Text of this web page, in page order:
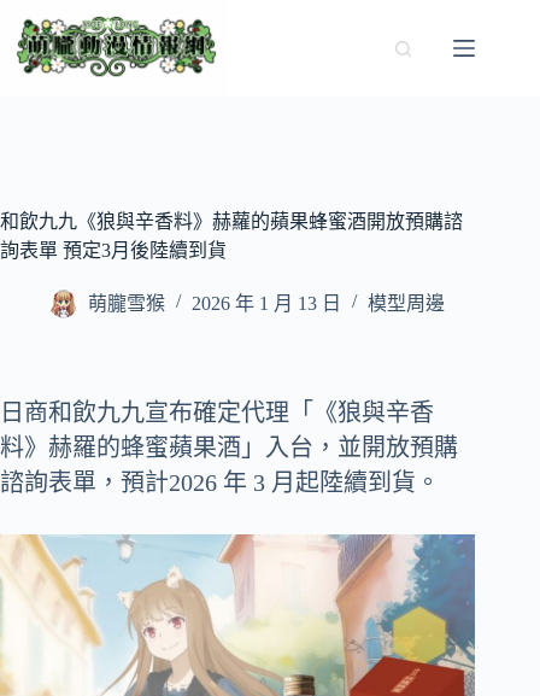
至
和飲九九《狼與辛香料》赫蘿的蘋果蜂蜜酒開放預購諮
詢表單 預定3月後陸續到貨
萌朧雪猴 2026 年 1 月 13 日 模型周邊
日商和飲九九宣布確定代理「《狼與辛香
料》赫羅的蜂蜜蘋果酒」入台，並開放預購
諮詢表單，預計2026 年 3 月起陸續到貨。